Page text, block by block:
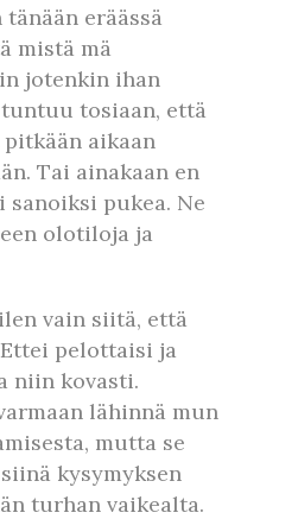
eräässä
mistä mä
jotenkin ihan
tosiaan, että
aikaan
Tai ainakaan en
sanoiksi pukea. Ne
olotiloja ja
vain siitä, että
pelottaisi ja
niin kovasti.
lähinnä mun
mutta se
kysymyksen
turhan vaikealta.